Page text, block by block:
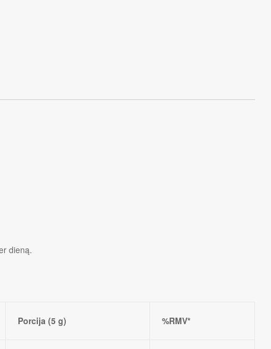
dieną.
Porcija (5 g) %RMV*